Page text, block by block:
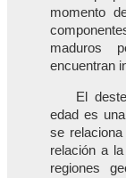
momento
maduros
encuentran
El
edad es
se
relación a
regiones